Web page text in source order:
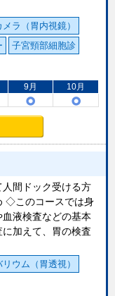
メラ（胃内視鏡）
子宮頸部細胞診
9月 10月
間ドック受ける方
◇このコースでは身
血液検査などの基本
に加えて、胃の検査
リウム（胃透視）